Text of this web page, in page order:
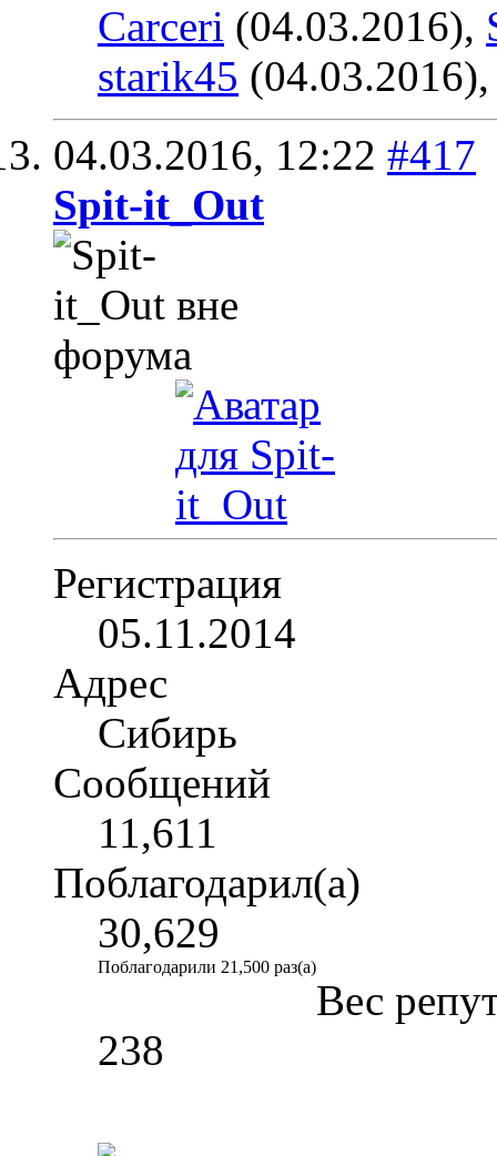
Carceri (04.03.2016),
starik45
04.03.2016, 12:22 #417
Spit-it_Out
Регистрация
05.11.2014
Адрес
Сибирь
Сообщений
11,611
Поблагодарил(а)
30,629
Поблагодарили 21,500 раз(а)
Вес
238